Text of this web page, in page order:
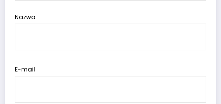
Nazwa
E-mail